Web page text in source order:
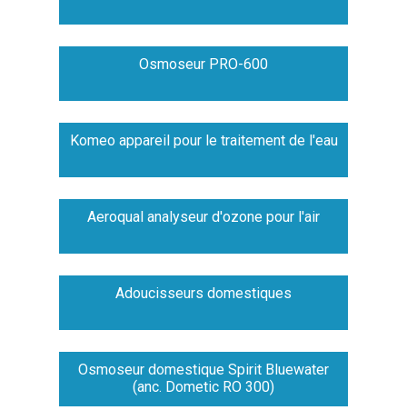
Osmoseur PRO-600
Komeo appareil pour le traitement de l'eau
Aeroqual analyseur d'ozone pour l'air
Adoucisseurs domestiques
Osmoseur domestique Spirit Bluewater
(anc. Dometic RO 300)